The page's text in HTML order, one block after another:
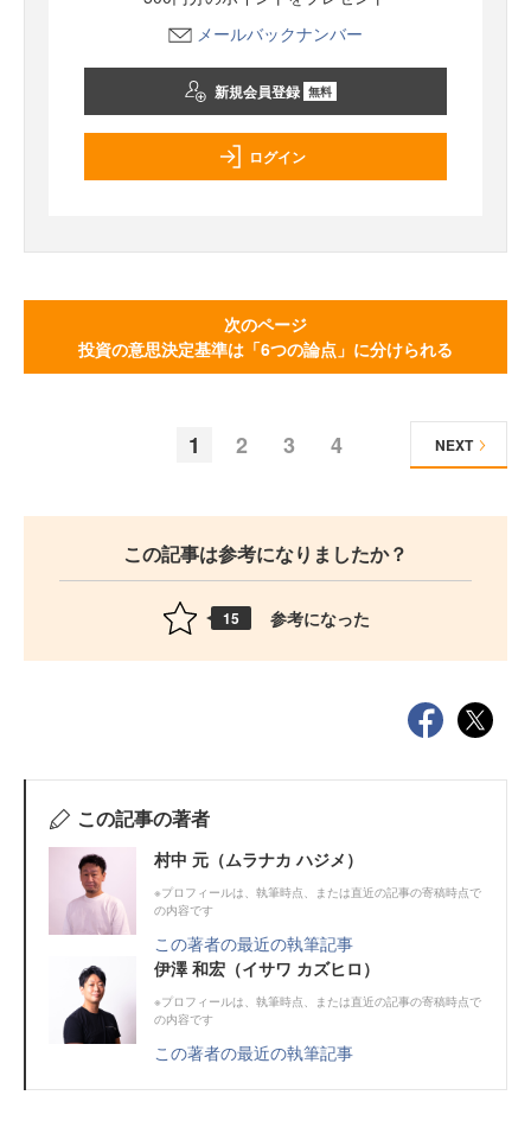
メールバックナンバー
新規会員登録 無料
ログイン
次のページ
投資の意思決定基準は「6つの論点」に分けられる
1 2 3 4 NEXT
この記事は参考になりましたか？
15 参考になった
この記事の著者
村中 元（ムラナカ ハジメ）
※プロフィールは、執筆時点、または直近の記事の寄稿時点で
の内容です
この著者の最近の執筆記事
伊澤 和宏（イサワ カズヒロ）
※プロフィールは、執筆時点、または直近の記事の寄稿時点で
の内容です
この著者の最近の執筆記事